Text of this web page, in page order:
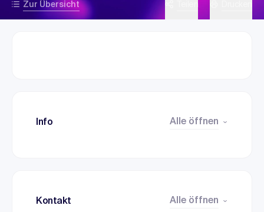
Zur Übersicht
Info Alle öffnen
Kontakt Alle öffnen